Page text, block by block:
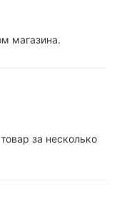
магазина.
за несколько